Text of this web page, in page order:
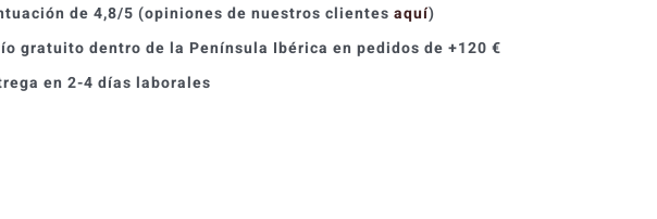
de 4,8/5 (opiniones de nuestros clientes aquí)
gratuito dentro de la Península Ibérica en pedidos de +120 €
en 2-4 días laborales